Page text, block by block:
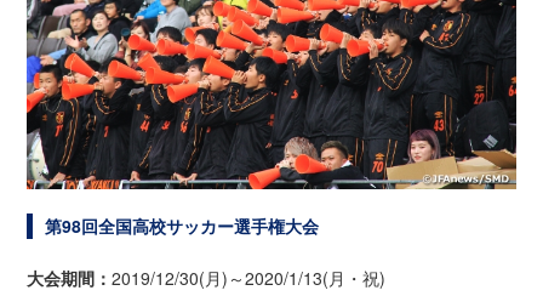
第98回全国高校サッカー選手権大会
大会期間：2019/12/30(月)～2020/1/13(月・祝)